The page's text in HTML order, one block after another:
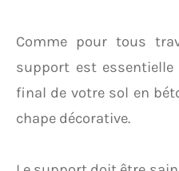
Comme pour tous
support est
final de votre sol en
chape décorative.